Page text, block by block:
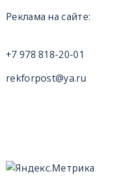
Реклама на сайте:
+7 978 818-20-01
rekforpost@ya.ru